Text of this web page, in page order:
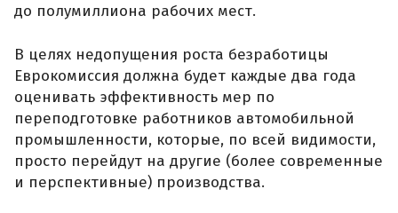
до полумиллиона рабочих мест.
В целях недопущения роста безработицы
Еврокомиссия должна будет каждые два года
оценивать эффективность мер по
переподготовке работников автомобильной
промышленности, которые, по всей видимости,
просто перейдут на другие (более современные
и перспективные) производства.